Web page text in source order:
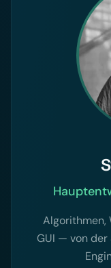
Algorithmen,
GUI — von